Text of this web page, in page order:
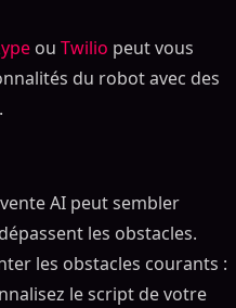
ou Twilio peut vous
du robot avec des
AI peut sembler
les obstacles.
les obstacles courants :
le script de votre